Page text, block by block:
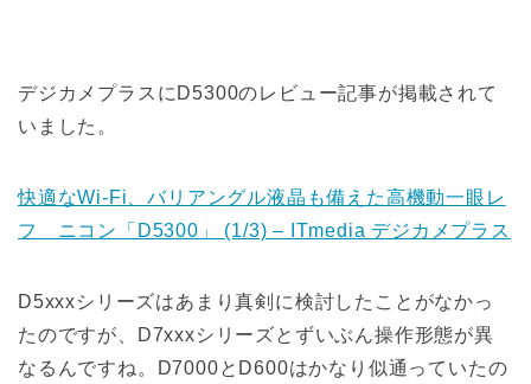
デジカメプラスにD5300のレビュー記事が掲載されて
いました。
快適なWi-Fi、バリアングル液晶も備えた高機動一眼レ
フ ニコン「D5300」 (1/3) – ITmedia デジカメプラス
D5xxxシリーズはあまり真剣に検討したことがなかっ
たのですが、D7xxxシリーズとずいぶん操作形態が異
なるんですね。D7000とD600はかなり似通っていたの